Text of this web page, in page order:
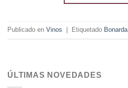
Publicado en Vinos Etiquetado Bonarda
ÚLTIMAS NOVEDADES